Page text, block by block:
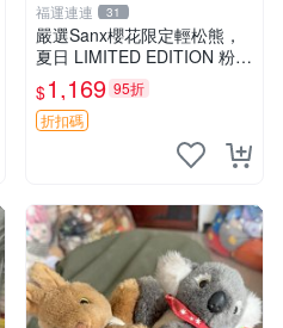
福運連連 31
嚴選Sanx櫻花限定輕松熊，
夏日 LIMITED EDITION 粉色
毛絨熊，背有拉鏈設計，肚內
填充豆袋，精致工藝呈現，狀
態如新，適合收藏與送人 櫻
$1,169 95折
折扣碼